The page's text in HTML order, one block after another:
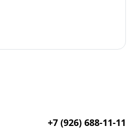
+7 (926) 688-11-11